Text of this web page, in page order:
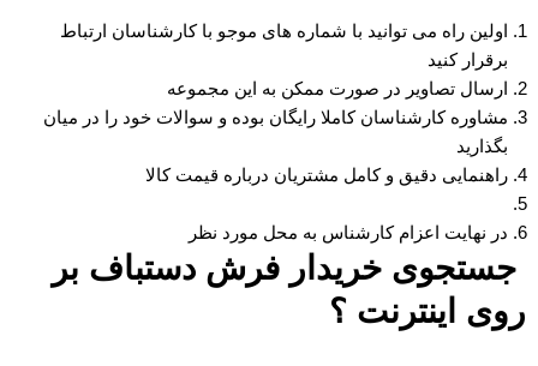
اولین راه می توانید با شماره های موجو با کارشناسان ارتباط
برقرار کنید
ارسال تصاویر در صورت ممکن به این مجموعه
مشاوره کارشناسان کاملا رایگان بوده و سوالات خود را در میان
بگذارید
راهنمایی دقیق و کامل مشتریان درباره قیمت کالا
در نهایت اعزام کارشناس به محل مورد نظر
جستجوی خریدار فرش دستباف بر
روی اینترنت ؟